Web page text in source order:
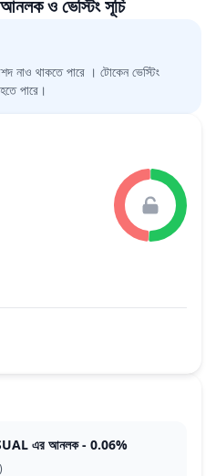
ও ভেস্টিং সূচি
নাও থাকতে পারে । টোকেন ভেস্টিং
পারে।
এর আনলক - 0.06%